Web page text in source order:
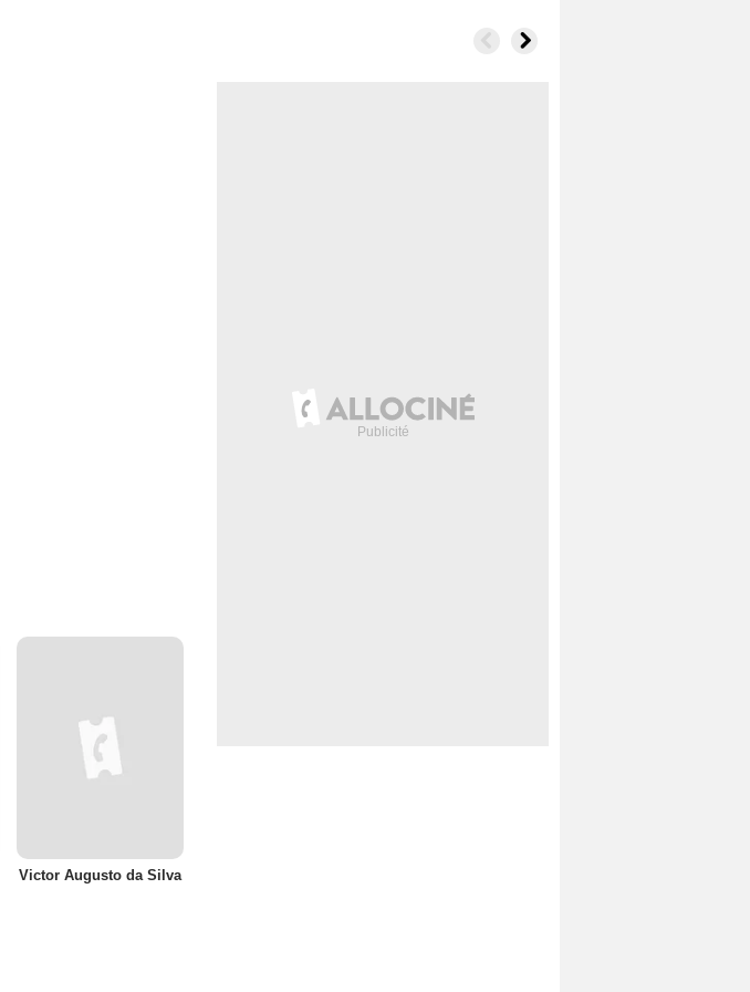
Victor Augusto da Silva